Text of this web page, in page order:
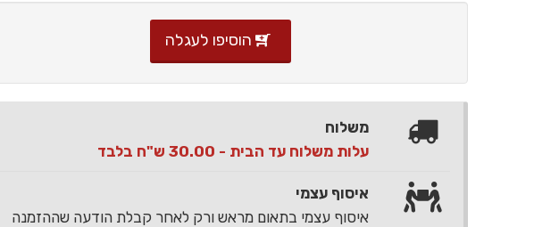
הוסיפו לעגלה
משלוח
עלות משלוח עד הבית - 30.00 ש"ח בלבד
איסוף עצמי
איסוף עצמי בתאום מראש ורק לאחר קבלת הודעה שההזמנה